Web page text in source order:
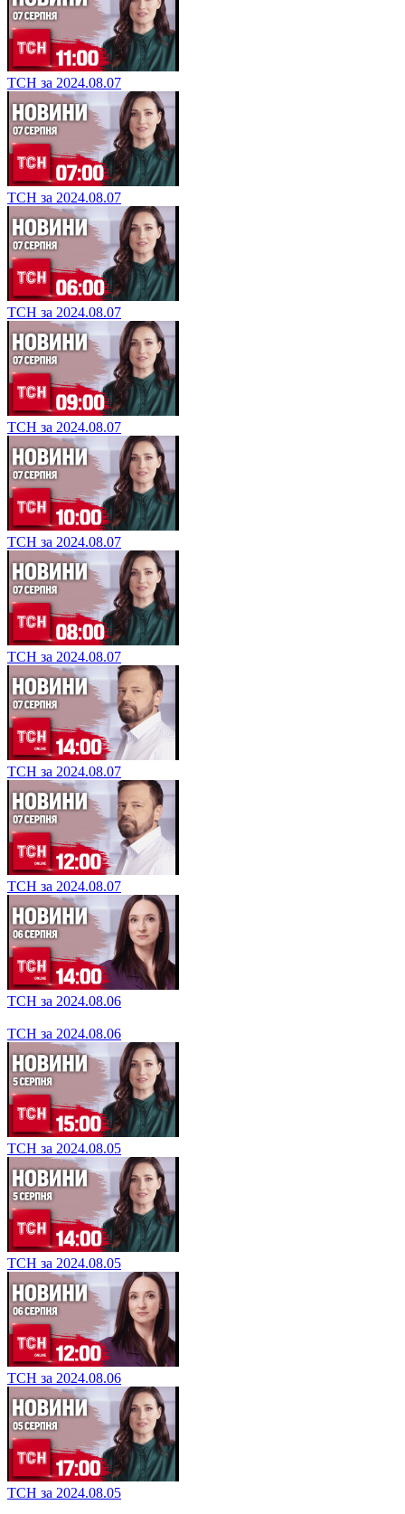
ТСН за 2024.08.07
ТСН за 2024.08.07
ТСН за 2024.08.07
ТСН за 2024.08.07
ТСН за 2024.08.07
ТСН за 2024.08.07
ТСН за 2024.08.07
ТСН за 2024.08.07
ТСН за 2024.08.06
ТСН за 2024.08.06
ТСН за 2024.08.05
ТСН за 2024.08.05
ТСН за 2024.08.06